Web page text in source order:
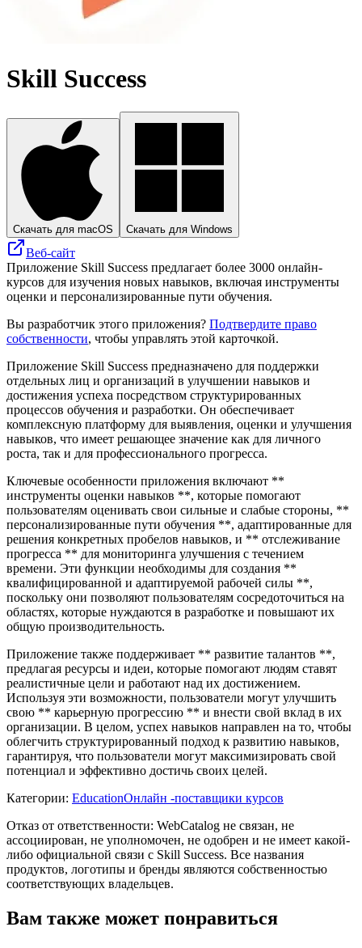
Skill Success
Скачать для macOS Скачать для Windows
Веб-сайт
Приложение Skill Success предлагает более 3000 онлайн-
курсов для изучения новых навыков, включая инструменты
оценки и персонализированные пути обучения.
Вы разработчик этого приложения? Подтвердите право
собственности, чтобы управлять этой карточкой.
Приложение Skill Success предназначено для поддержки
отдельных лиц и организаций в улучшении навыков и
достижения успеха посредством структурированных
процессов обучения и разработки. Он обеспечивает
комплексную платформу для выявления, оценки и улучшения
навыков, что имеет решающее значение как для личного
роста, так и для профессионального прогресса.
Ключевые особенности приложения включают **
инструменты оценки навыков **, которые помогают
пользователям оценивать свои сильные и слабые стороны, **
персонализированные пути обучения **, адаптированные для
решения конкретных пробелов навыков, и ** отслеживание
прогресса ** для мониторинга улучшения с течением
времени. Эти функции необходимы для создания **
квалифицированной и адаптируемой рабочей силы **,
поскольку они позволяют пользователям сосредоточиться на
областях, которые нуждаются в разработке и повышают их
общую производительность.
Приложение также поддерживает ** развитие талантов **,
предлагая ресурсы и идеи, которые помогают людям ставят
реалистичные цели и работают над их достижением.
Используя эти возможности, пользователи могут улучшить
свою ** карьерную прогрессию ** и внести свой вклад в их
организации. В целом, успех навыков направлен на то, чтобы
облегчить структурированный подход к развитию навыков,
гарантируя, что пользователи могут максимизировать свой
потенциал и эффективно достичь своих целей.
Категории: EducationОнлайн -поставщики курсов
Отказ от ответственности: WebCatalog не связан, не
ассоциирован, не уполномочен, не одобрен и не имеет какой-
либо официальной связи с Skill Success. Все названия
продуктов, логотипы и бренды являются собственностью
соответствующих владельцев.
Вам также может понравиться